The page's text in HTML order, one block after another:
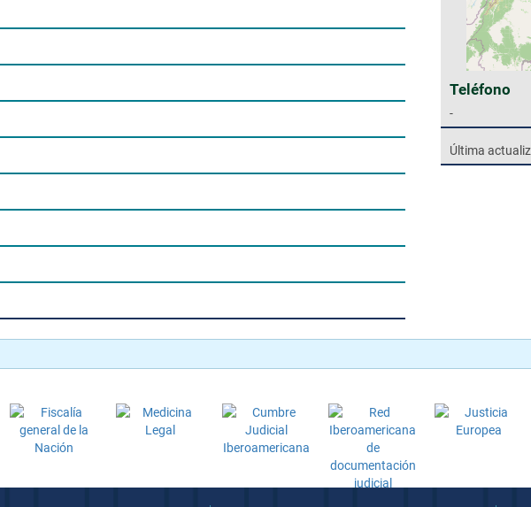
Teléfono
-
Última